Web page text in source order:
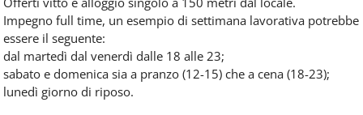
Impegno full time, un esempio di settimana lavorativa potrebbe
essere il seguente:
dal martedì dal venerdì dalle 18 alle 23;
sabato e domenica sia a pranzo (12-15) che a cena (18-23);
lunedì giorno di riposo.